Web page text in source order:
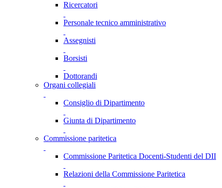
Ricercatori
Personale tecnico amministrativo
Assegnisti
Borsisti
Dottorandi
Organi collegiali
Consiglio di Dipartimento
Giunta di Dipartimento
Commissione paritetica
Commissione Paritetica Docenti-Studenti del DII
Relazioni della Commissione Paritetica